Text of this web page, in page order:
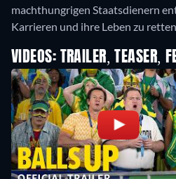
machthungrigen Staatsdienern
Karrieren und ihre Leben zu
VIDEOS: TRAILER, TEASER,